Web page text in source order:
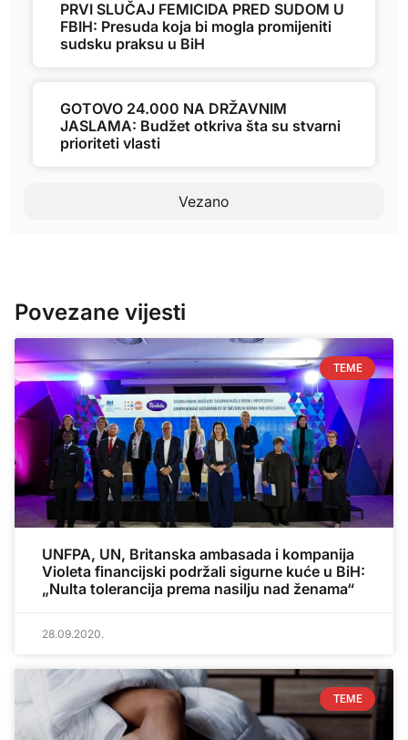
Vezano
PRVI SLUČAJ FEMICIDA PRED SUDOM U
FBIH: Presuda koja bi mogla promijeniti
sudsku praksu u BiH
GOTOVO 24.000 NA DRŽAVNIM
JASLAMA: Budžet otkriva šta su stvarni
prioriteti vlasti
Povezane vijesti
TEME
UNFPA, UN, Britanska ambasada i kompanija
Violeta financijski podržali sigurne kuće u BiH:
„Nulta tolerancija prema nasilju nad ženama“
28.09.2020.
TEME